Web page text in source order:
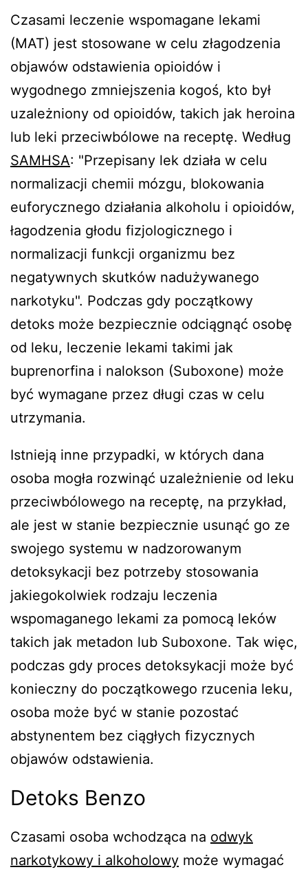
Czasami leczenie wspomagane lekami
(MAT) jest stosowane w celu złagodzenia
objawów odstawienia opioidów i
wygodnego zmniejszenia kogoś, kto był
uzależniony od opioidów, takich jak heroina
lub leki przeciwbólowe na receptę. Według
SAMHSA: "Przepisany lek działa w celu
normalizacji chemii mózgu, blokowania
euforycznego działania alkoholu i opioidów,
łagodzenia głodu fizjologicznego i
normalizacji funkcji organizmu bez
negatywnych skutków nadużywanego
narkotyku". Podczas gdy początkowy
detoks może bezpiecznie odciągnąć osobę
od leku, leczenie lekami takimi jak
buprenorfina i nalokson (Suboxone) może
być wymagane przez długi czas w celu
utrzymania.
Istnieją inne przypadki, w których dana
osoba mogła rozwinąć uzależnienie od leku
przeciwbólowego na receptę, na przykład,
ale jest w stanie bezpiecznie usunąć go ze
swojego systemu w nadzorowanym
detoksykacji bez potrzeby stosowania
jakiegokolwiek rodzaju leczenia
wspomaganego lekami za pomocą leków
takich jak metadon lub Suboxone. Tak więc,
podczas gdy proces detoksykacji może być
konieczny do początkowego rzucenia leku,
osoba może być w stanie pozostać
abstynentem bez ciągłych fizycznych
objawów odstawienia.
Detoks Benzo
Czasami osoba wchodząca na odwyk
narkotykowy i alkoholowy może wymagać